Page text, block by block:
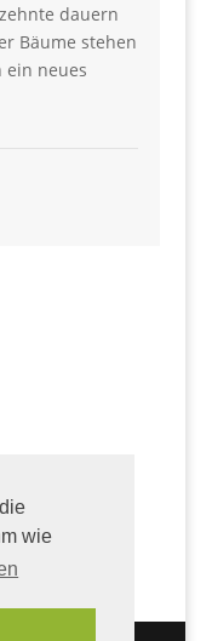
wie
dauern
Bäume stehen
neues